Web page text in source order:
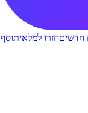
חדשיםחזרו למלאיתוסף